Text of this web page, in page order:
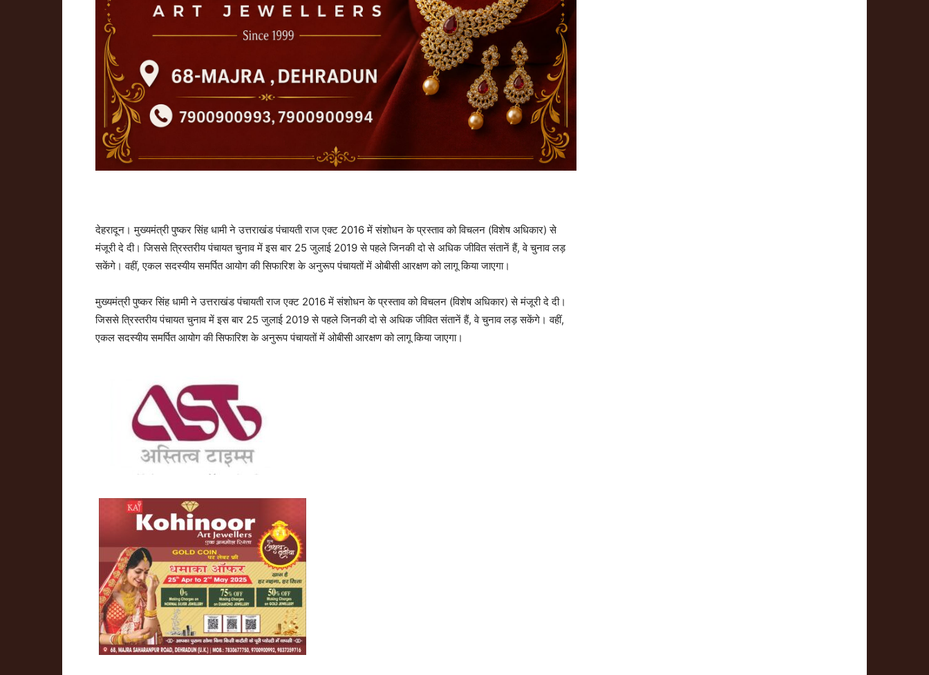
देहरादून। मुख्यमंत्री पुष्कर सिंह धामी ने उत्तराखंड पंचायती राज एक्ट 2016 में संशोधन के प्रस्ताव को विचलन (विशेष अधिकार) से
मंजूरी दे दी। जिससे त्रिस्तरीय पंचायत चुनाव में इस बार 25 जुलाई 2019 से पहले जिनकी दो से अधिक जीवित संतानें हैं, वे चुनाव लड़
सकेंगे। वहीं, एकल सदस्यीय समर्पित आयोग की सिफारिश के अनुरूप पंचायतों में ओबीसी आरक्षण को लागू किया जाएगा।
मुख्यमंत्री पुष्कर सिंह धामी ने उत्तराखंड पंचायती राज एक्ट 2016 में संशोधन के प्रस्ताव को विचलन (विशेष अधिकार) से मंजूरी दे दी।
जिससे त्रिस्तरीय पंचायत चुनाव में इस बार 25 जुलाई 2019 से पहले जिनकी दो से अधिक जीवित संतानें हैं, वे चुनाव लड़ सकेंगे। वहीं,
एकल सदस्यीय समर्पित आयोग की सिफारिश के अनुरूप पंचायतों में ओबीसी आरक्षण को लागू किया जाएगा।